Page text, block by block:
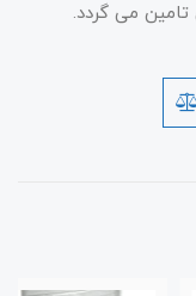
می گردد.